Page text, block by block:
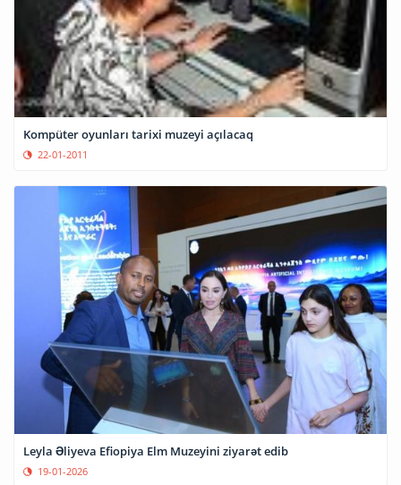
Kompüter oyunları tarixi muzeyi açılacaq
22-01-2011
Leyla Əliyeva Efiopiya Elm Muzeyini ziyarət edib
19-01-2026